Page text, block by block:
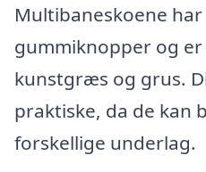
Multibaneskoene
gummiknopper og
kunstgræs og grus.
praktiske, da de kan
forskellige underlag.